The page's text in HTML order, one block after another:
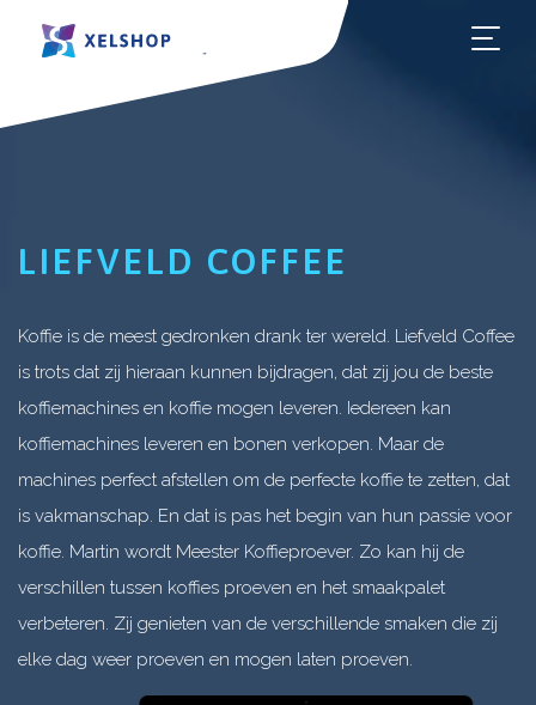
LIEFVELD COFFEE
Koffie is de meest gedronken drank ter wereld. Liefveld Coffee
is trots dat zij hieraan kunnen bijdragen, dat zij jou de beste
koffiemachines en koffie mogen leveren. Iedereen kan
koffiemachines leveren en bonen verkopen. Maar de
machines perfect afstellen om de perfecte koffie te zetten, dat
is vakmanschap. En dat is pas het begin van hun passie voor
koffie. Martin wordt Meester Koffieproever. Zo kan hij de
verschillen tussen koffies proeven en het smaakpalet
verbeteren. Zij genieten van de verschillende smaken die zij
elke dag weer proeven en mogen laten proeven.